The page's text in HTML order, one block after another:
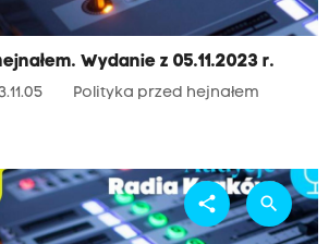
Wydanie z 05.11.2023 r.
Polityka przed hejnałem
share search